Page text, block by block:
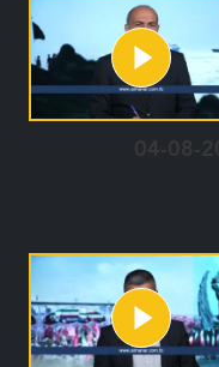
04-08-